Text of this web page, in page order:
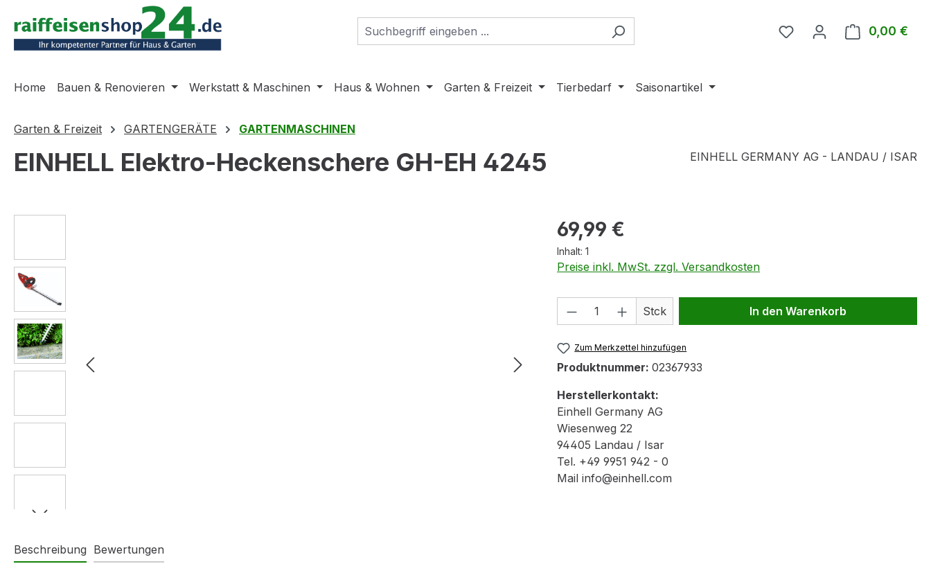
Hauptinhalt springen
Zur Suche springen
Zur Hauptnavigation springen
0,00 €
Home Bauen & Renovieren Werkstatt & Maschinen Haus & Wohnen Garten & Freizeit Tierbedarf Saisonartikel
Garten & Freizeit GARTENGERÄTE GARTENMASCHINEN
EINHELL Elektro-Heckenschere GH-EH 4245 EINHELL GERMANY AG - LANDAU / ISAR
Regulärer Preis:
69,99 €
Inhalt: 1
Preise inkl. MwSt. zzgl. Versandkosten
Produkt Anzahl: Gib den gewünschten Wert
Stck In den Warenkorb
Zum Merkzettel hinzufügen
Produktnummer: 02367933
Herstellerkontakt:
Einhell Germany AG
Wiesenweg 22
94405 Landau / Isar
Tel. +49 9951 942 - 0
Mail info@einhell.com
Beschreibung Bewertungen